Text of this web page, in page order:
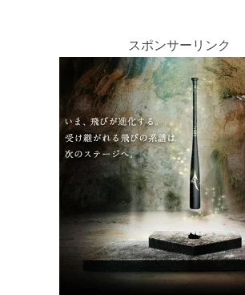
スポンサーリンク